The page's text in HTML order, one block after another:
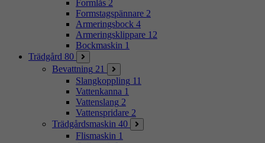
Formlås 2
Formstagspännare 2
Armeringsbock 4
Armeringsklippare 12
Bockmaskin 1
Trädgård 80
Bevattning 21
Slangkoppling 11
Vattenkanna 1
Vattenslang 2
Vattenspridare 2
Trädgårdsmaskin 40
Flismaskin 1